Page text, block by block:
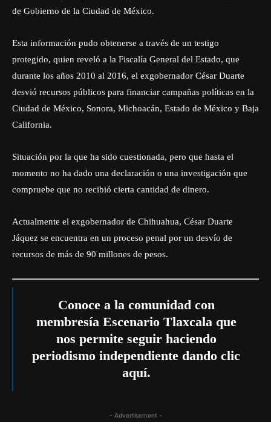
de Gobierno de la Ciudad de México.
Esta información pudo obtenerse a través de un testigo
protegido, quien reveló a la Fiscalía General del Estado, que
durante los años 2010 al 2016, el exgobernador César Duarte
desvió recursos públicos para financiar campañas políticas en la
Ciudad de México, Sonora, Michoacán, Estado de México y Baja
California.
Situación por la que ha sido cuestionada, pero que hasta el
momento no ha dado una declaración o una investigación que
compruebe que no recibió cierta cantidad de dinero.
Actualmente el exgobernador de Chihuahua, César Duarte
Jáquez se encuentra en un proceso penal por un desvío de
recursos de más de 90 millones de pesos.
Conoce a la comunidad con
membresía Escenario Tlaxcala que
nos permite seguir haciendo
periodismo independiente dando clic
aquí.
- Advertisement -